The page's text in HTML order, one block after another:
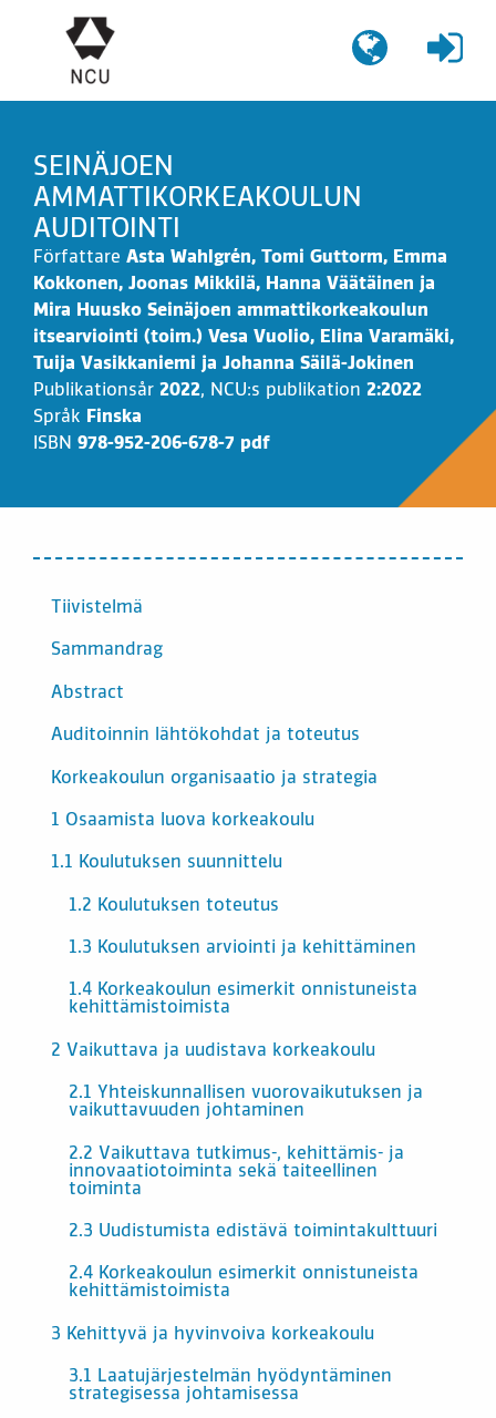
innehållet
SEINÄJOEN
AMMATTIKORKEAKOULUN
AUDITOINTI
Författare Asta Wahlgrén, Tomi Guttorm, Emma
Kokkonen, Joonas Mikkilä, Hanna Väätäinen ja
Mira Huusko Seinäjoen ammattikorkeakoulun
itsearviointi (toim.) Vesa Vuolio, Elina Varamäki,
Tuija Vasikkaniemi ja Johanna Säilä-Jokinen
Publikationsår 2022, NCU:s publikation 2:2022
Språk Finska
ISBN 978-952-206-678-7 pdf
INNEHÅLL
Tiivistelmä
Sammandrag
Abstract
Auditoinnin lähtökohdat ja toteutus
Korkeakoulun organisaatio ja strategia
1 Osaamista luova korkeakoulu
1.1 Koulutuksen suunnittelu
1.2 Koulutuksen toteutus
1.3 Koulutuksen arviointi ja kehittäminen
1.4 Korkeakoulun esimerkit onnistuneista
kehittämistoimista
2 Vaikuttava ja uudistava korkeakoulu
2.1 Yhteiskunnallisen vuorovaikutuksen ja
vaikuttavuuden johtaminen
2.2 Vaikuttava tutkimus-, kehittämis- ja
innovaatiotoiminta sekä taiteellinen
toiminta
2.3 Uudistumista edistävä toimintakulttuuri
2.4 Korkeakoulun esimerkit onnistuneista
kehittämistoimista
3 Kehittyvä ja hyvinvoiva korkeakoulu
3.1 Laatujärjestelmän hyödyntäminen
strategisessa johtamisessa